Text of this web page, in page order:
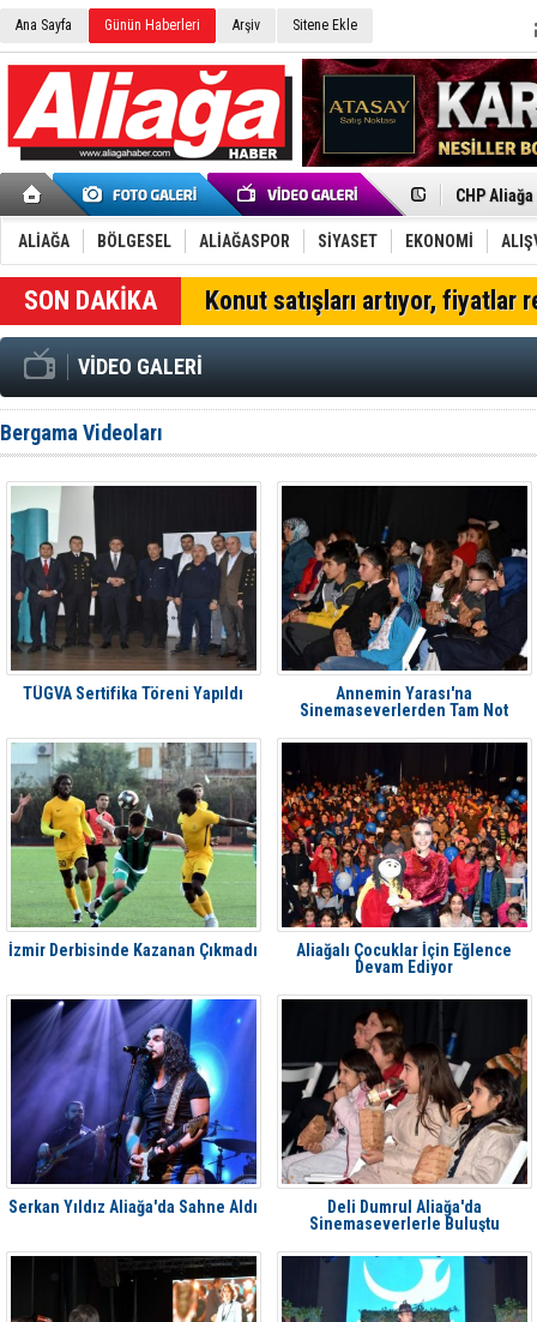
Ana Sayfa Günün Haberleri Arşiv Sitene Ekle
CHP
Çağrısı
Onat
Menemen
Aliağa'da
Furkan
Chp
Alto,
Aliağa'daki
ALİAĞA BÖLGESEL ALİAĞASPOR SİYASET EKONOMİ
Konut satışları artıyor, fiyatlar
VİDEO GALERİ
Bergama Videoları
TÜGVA Sertifika Töreni Yapıldı
Annemin Yarası'na
Sinemaseverlerden Tam Not
İzmir Derbisinde Kazanan Çıkmadı
Aliağalı Çocuklar İçin Eğlence
Devam Ediyor
Serkan Yıldız Aliağa'da Sahne Aldı
Deli Dumrul Aliağa'da
Sinemaseverlerle Buluştu